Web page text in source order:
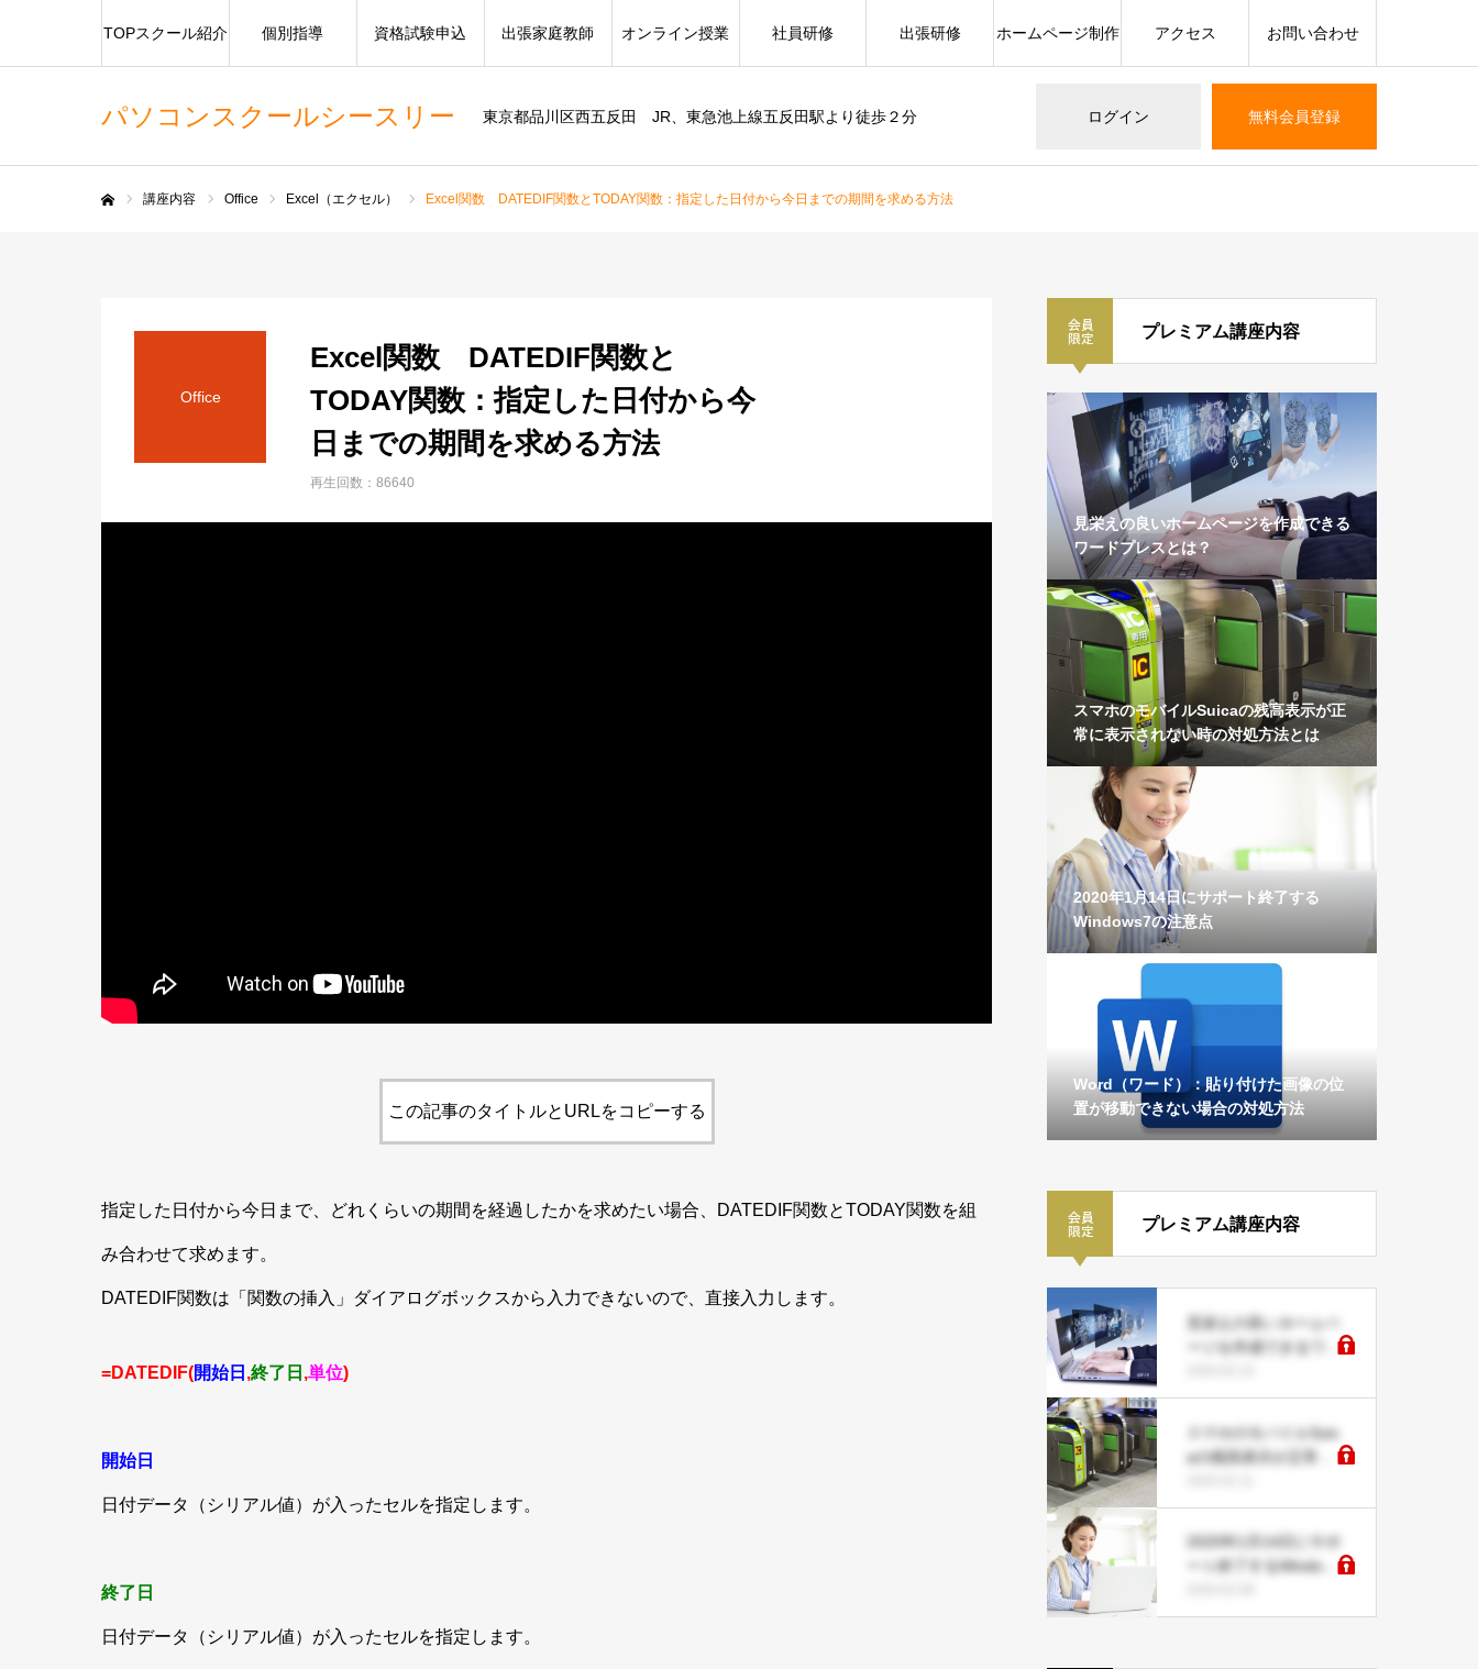
パソコンスクールシースリー 東京都品川区西五反田 JR、東急池上線五反田駅より徒歩２分 ログイン 無料会員登録
TOPスクール紹介 個別指導 資格試験申込 出張家庭教師 オンライン授業 社員研修 出張研修 ホームページ制作 アクセス お問い合わせ
講座内容 Office Excel（エクセル） Excel関数 DATEDIF関数とTODAY関数：指定した日付から今日までの期間を求める方法
Office
Excel関数 DATEDIF関数と
TODAY関数：指定した日付から今
日までの期間を求める方法
再生回数：86640
この記事のタイトルとURLをコピーする
指定した日付から今日まで、 どれくらいの期間を経過したかを求めたい場合、DATEDIF関数とTODAY関数を組
み合わせて求めます。
DATEDIF関数は「関数の挿入」ダイアログボックスから入力できないので、直接入力します。
=DATEDIF(開始日 ,終了日 ,単位)
開始日
日付データ（シリアル値）が入ったセルを指定します。
終了日
日付データ（シリアル値）が入ったセルを指定します。
プレミアム講座内容
見栄えの良いホームページを作成できる
ワードプレスとは？
スマホのモバイルSuicaの残高表示が正
常に表示されない時の対処方法とは
2020年1月14日にサポート終了する
Windows7の注意点
Word（ワード）：貼り付けた画像の位
置が移動できない場合の対処方法
プレミアム講座内容
見栄えの良いホームペ
ージを作成できるワー
スマホのモバイルSuic
aの残高表示が正常に
方法とは
2020年1月14日にサポ
ート終了するWindows